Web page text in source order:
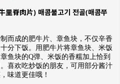
里脊肉片) 매콤불고기 전골(매콤쭈
成的肥牛片、章鱼块，不仅辛香
分下饭。用肥牛片将章鱼块、米饭
鱼块的Q弹、米饭的香糯加上恰到
喜欢吃炒饭的朋友，可用部分酱汁
味道更佳哦！